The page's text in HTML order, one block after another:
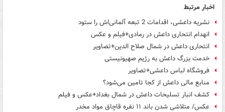
اخبار مرتبط
نشریه داعشی، اقدامات 2 تبعه آلمانی‌اش را ستود
انهدام انتحاری داعش در رمادی+فیلم و عکس
انتحاری داعش در شمال صلاح الدین+تصاویر
خدمت بزرگ داعش به رژیم صهیونیستی
فروشگاه لباس داعشی+تصاویر
منابع مالی داعش از کجا تامین می‌شود؟
کشف انبار تسلیحات داعش در شمال بغداد+عکس و فیلم
عکس/ متلاشی شدن باند ۱۱ نفره قاچاق مواد مخدر